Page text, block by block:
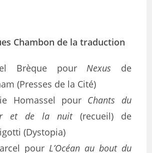
Chambon de la traduction
Brèque pourNexus de
(Presses de la Cité)
Homassel pour Chants du
et de la nuit(recueil) de
(Dystopia)
pour L’Océan au bout du